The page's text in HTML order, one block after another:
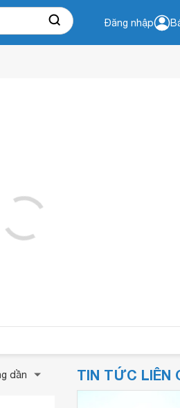
Đăng nhập
dần TIN TỨC LIÊN